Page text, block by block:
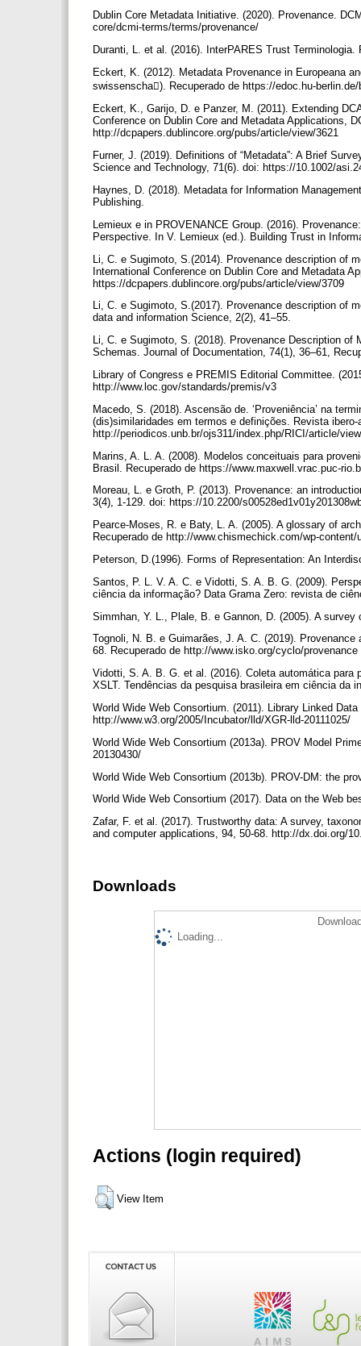
Dublin Core Metadata Initiative. (2020). Provenance.
core/dcmi-terms/terms/provenance/
Duranti, L. et al. (2016). InterPARES Trust
Eckert, K. (2012). Metadata Provenance in Europeana
swissenscha). Recuperado de https://edoc.hu-
Eckert, K., Garijo, D. e Panzer, M. (2011). Extending
Conference on Dublin Core and Metadata Applications,
http://dcpapers.dublincore.org/pubs/article/view/3621
Furner, J. (2019). Definitions of “Metadata”: A Brief
Science and Technology, 71(6). doi: https://10.1002/
Haynes, D. (2018). Metadata for Information
Publishing.
Lemieux e in PROVENANCE Group. (2016).
Perspective. In V. Lemieux (ed.). Building Trust in
Li, C. e Sugimoto, S.(2014). Provenance description of
International Conference on Dublin Core and Metadata
https://dcpapers.dublincore.org/pubs/article/view/3709
Li, C. e Sugimoto, S.(2017). Provenance description of
data and information Science, 2(2), 41–55.
Li, C. e Sugimoto, S. (2018). Provenance Description of
Schemas. Journal of Documentation, 74(1), 36–61,
Library of Congress e PREMIS Editorial Committee.
http://www.loc.gov/standards/premis/v3
Macedo, S. (2018). Ascensão de. ‘Proveniência’ na
(dis)similaridades em termos e definições. Revista
http://periodicos.unb.br/ojs311/index.php/RICI/article/
Marins, A. L. A. (2008). Modelos conceituais para
Brasil. Recuperado de https://www.maxwell.vrac.puc-
Moreau, L. e Groth, P. (2013). Provenance: an
3(4), 1-129. doi: https://10.2200/
Pearce-Moses, R. e Baty, L. A. (2005). A glossary of
Recuperado de http://www.chismechick.com/wp-
Peterson, D.(1996). Forms of Representation: An
Santos, P. L. V. A. C. e Vidotti, S. A. B. G. (2009).
ciência da informação? Data Grama Zero: revista de
Simmhan, Y. L., Plale, B. e Gannon, D. (2005). A
Tognoli, N. B. e Guimarães, J. A. C. (2019).
68. Recuperado de http://www.isko.org/cyclo/provenance
Vidotti, S. A. B. G. et al. (2016). Coleta automática para
XSLT. Tendências da pesquisa brasileira em ciência da
World Wide Web Consortium. (2011). Library Linked
http://www.w3.org/2005/Incubator/lld/XGR-lld-20111025/
World Wide Web Consortium (2013a). PROV Model
20130430/
World Wide Web Consortium (2013b). PROV-DM: the
World Wide Web Consortium (2017). Data on the Web
Zafar, F. et al. (2017). Trustworthy data: A survey,
and computer applications, 94, 50-68. http://dx.doi.org/
Downloads
Loading...
Actions (login required)
View Item